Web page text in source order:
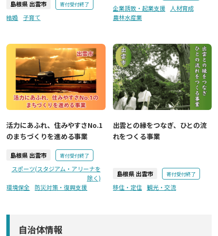
島根県 出雲市 寄付受付終了
結婚 子育て
企業誘致・起業支援
人材育成
農林水産業
活力にあふれ、住みやすさNo.1
のまちづくりを進める事業
島根県 出雲市 寄付受付終了
スポーツ(スタジアム・アリーナを
除く)
環境保全
防災対策・復興支援
出雲との縁をつなぎ、ひとの流
れをつくる事業
島根県 出雲市 寄付受付終了
移住・定住 観光・交流
自治体情報